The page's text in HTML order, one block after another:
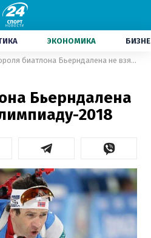
ЭКОНОМИКА
Короля биатлона Бьерндалена не взяли на Олимпиаду-2018
Бьерндалена
2018